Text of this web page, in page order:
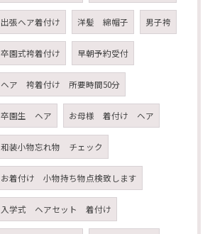
出張ヘア着付け 洋髪 綿帽子 男子袴
卒園式袴着付け 早朝予約受付
ヘア 袴着付け 所要時間50分
卒園生 ヘア お母様 着付け ヘア
和装小物忘れ物 チェック
お着付け 小物持ち物点検致します
入学式 ヘアセット 着付け